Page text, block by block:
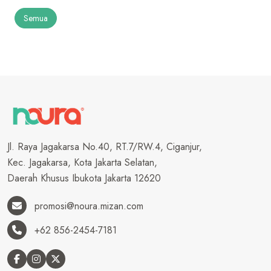
Semua
Jl. Raya Jagakarsa No.40, RT.7/RW.4, Ciganjur,
Kec. Jagakarsa, Kota Jakarta Selatan,
Daerah Khusus Ibukota Jakarta 12620
promosi@noura.mizan.com
+62 856-2454-7181